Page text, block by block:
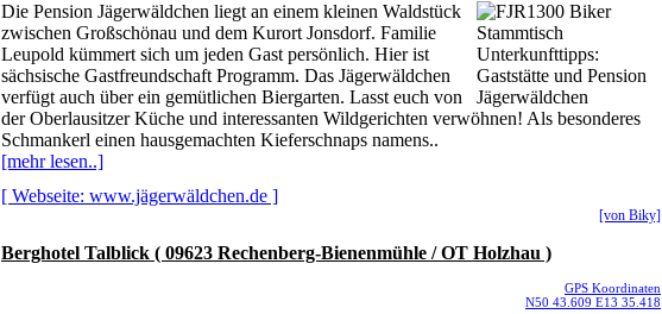
Die Pension Jägerwäldchen liegt an einem kleinen Waldstück
zwischen Großschönau und dem Kurort Jonsdorf. Familie
Leupold kümmert sich um jeden Gast persönlich. Hier ist
sächsische Gastfreundschaft Programm. Das Jägerwäldchen
verfügt auch über ein gemütlichen Biergarten. Lasst euch von
der Oberlausitzer Küche und interessanten Wildgerichten verwöhnen! Als besonderes
Schmankerl einen hausgemachten Kieferschnaps namens..
[mehr lesen..]
[ Webseite: www.jägerwäldchen.de ]
[von Biky]
Berghotel Talblick ( 09623 Rechenberg-Bienenmühle / OT Holzhau )
GPS Koordinaten
N50 43.609 E13 35.418